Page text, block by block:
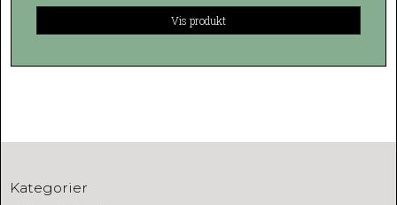
Vis produkt
Kategorier